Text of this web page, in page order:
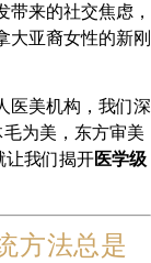
来的社交焦虑，
大亚裔女性的新刚
医美机构，我们深
为美，东方审美
让我们揭开医学级
方法总是